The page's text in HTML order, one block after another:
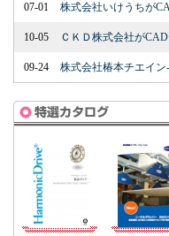
07-01 株式会社いけうちが
10-05 ＣＫＤ株式会社が
09-24 株式会社椿本チエイ